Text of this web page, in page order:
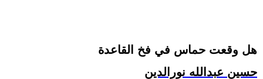
هل وقعت حماس في فخ القاعدة
حسين عبدالله نورالدين